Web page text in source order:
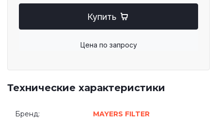
Купить
Цена по запросу
Технические характеристики
Бренд: MAYERS FILTER